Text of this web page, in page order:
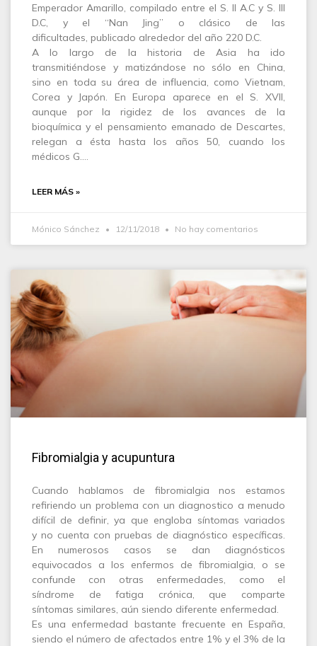
Emperador Amarillo, compilado entre el S. II A.C y S. III
D.C, y el “Nan Jing” o clásico de las
dificultades, publicado alrededor del año 220 D.C.
A lo largo de la historia de Asia ha ido
transmitiéndose y matizándose no sólo en China,
sino en toda su área de influencia, como Vietnam,
Corea y Japón. En Europa aparece en el S. XVII,
aunque por la rigidez de los avances de la
bioquímica y el pensamiento emanado de Descartes,
relegan a ésta hasta los años 50, cuando los
médicos G.…
LEER MÁS »
Mónico Sánchez 12/11/2018 No hay comentarios
Fibromialgia y acupuntura
Cuando hablamos de fibromialgia nos estamos
refiriendo un problema con un diagnostico a menudo
difícil de definir, ya que engloba síntomas variados
y no cuenta con pruebas de diagnóstico específicas.
En numerosos casos se dan diagnósticos
equivocados a los enfermos de fibromialgia, o se
confunde con otras enfermedades, como el
síndrome de fatiga crónica, que comparte
síntomas similares, aún siendo diferente enfermedad.
Es una enfermedad bastante frecuente en España,
siendo el número de afectados entre 1% y el 3% de la